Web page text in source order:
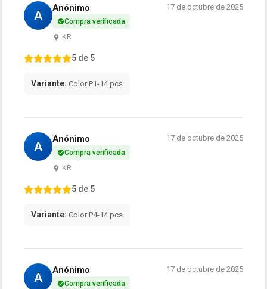
A
Anónimo
Compra verificada
KR
17 de octubre de 2025
5 de 5
Variante: Color:P1-14 pcs
A
Anónimo
Compra verificada
KR
17 de octubre de 2025
5 de 5
Variante: Color:P4-14 pcs
A
Anónimo
Compra verificada
17 de octubre de 2025